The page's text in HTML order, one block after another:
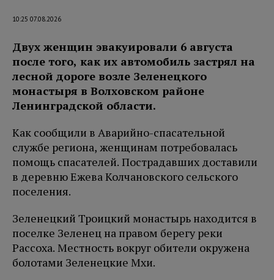
10:25 07.08.2026
Двух женщин эвакуировали 6 августа
после того, как их автомобиль застрял на
лесной дороге возле Зеленецкого
монастыря в Волховском районе
Ленинградской области.
Как сообщили в Аварийно-спасательной
службе региона, женщинам потребовалась
помощь спасателей. Пострадавших доставили
в деревню Ежева Колчановского сельского
поселения.
Зеленецкий Троицкий монастырь находится в
поселке Зеленец на правом берегу реки
Рассоха. Местность вокруг обители окружена
болотами Зеленецкие Мхи.